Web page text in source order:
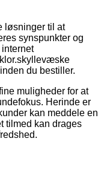
løsninger til at
synspunkter og
du bestiller.
muligheder for at
Herinde er
kan meddele en
tilmed kan drages